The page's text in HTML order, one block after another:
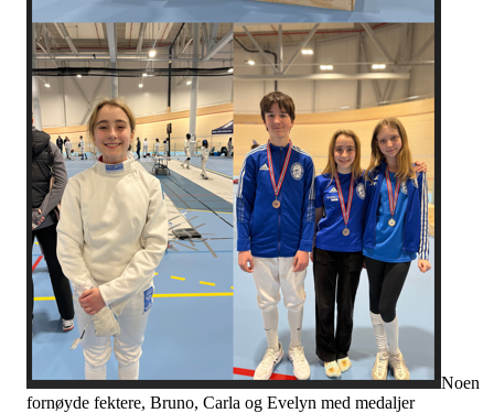
Noen
fornøyde fektere, Bruno, Carla og Evelyn med medaljer